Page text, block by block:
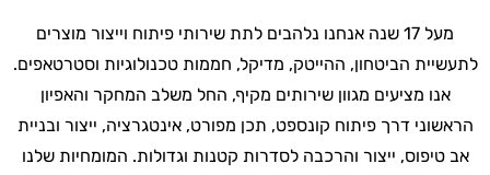
מעל 17 שנה אנחנו נלהבים לתת שירותי פיתוח וייצור מוצרים
לתעשיית הביטחון, ההייטק, מדיקל, חממות טכנולוגיות וסטרטאפים.
אנו מציעים מגוון שירותים מקיף, החל משלב המחקר והאפיון
הראשוני דרך פיתוח קונספט, תכן מפורט, אינטגרציה, ייצור ובניית
אב טיפוס, ייצור והרכבה לסדרות קטנות וגדולות. המומחיות שלנו